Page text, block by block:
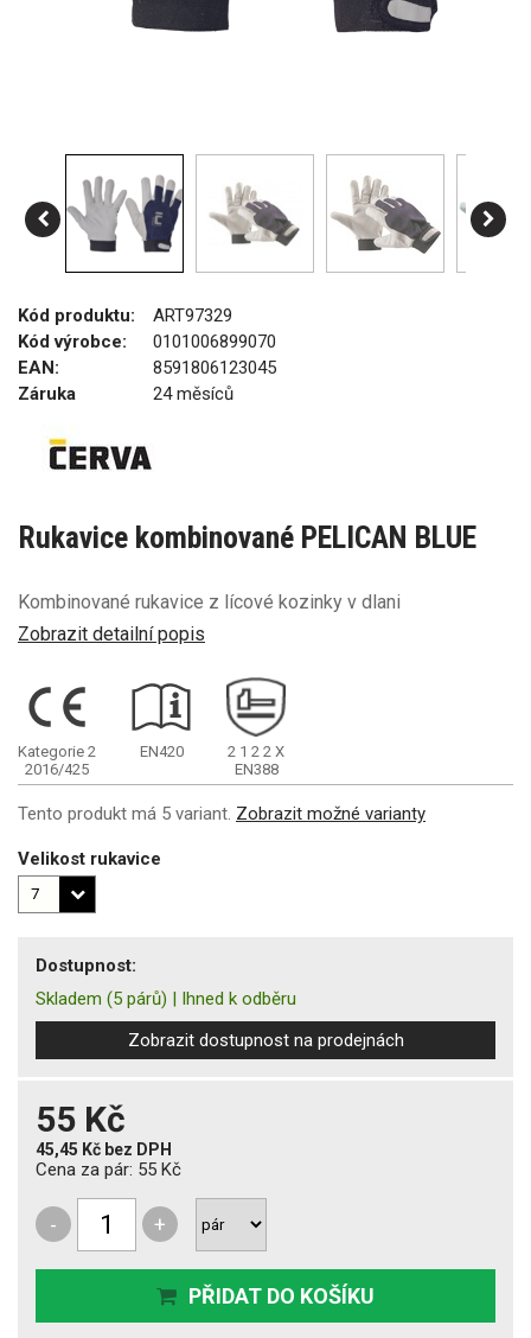
Kód produktu:
ART97329
Kód výrobce:
0101006899070
EAN:
8591806123045
Záruka
24 měsíců
Rukavice kombinované PELICAN BLUE
Kombinované rukavice z lícové kozinky v dlani
Zobrazit detailní popis
Kategorie 2
2016/425
EN420 2 1 2 2 X
EN388
Tento produkt má 5 variant. Zobrazit možné varianty
Velikost rukavice
Dostupnost:
Skladem (5 párů) | Ihned k odběru
Zobrazit dostupnost na prodejnách
55 Kč
45,45 Kč bez DPH
Cena za pár: 55 Kč
- +
PŘIDAT DO KOŠÍKU